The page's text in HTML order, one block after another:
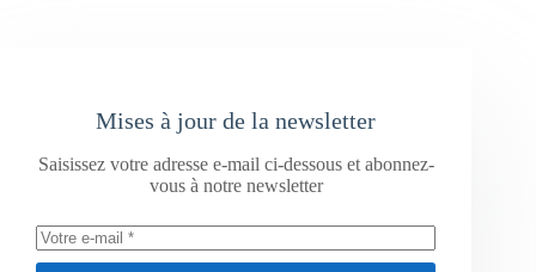
Mises à jour de la newsletter
Saisissez votre adresse e-mail ci-dessous et abonnez-
vous à notre newsletter